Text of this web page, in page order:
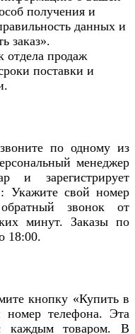
получения и
данных и
заказ».
отдела продаж
поставки и
по одному из
менеджер
и зарегистрирует
Укажите свой номер
звонок от
минут. Заказы по
18:00.
кнопку «Купить в
телефона. Эта
каждым товаром. В